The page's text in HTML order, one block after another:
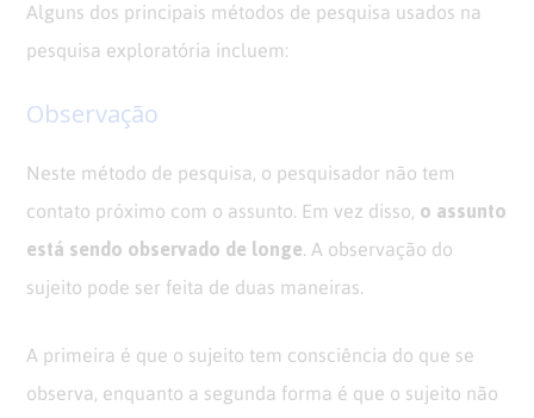
Alguns dos principais métodos de pesquisa usados ​​na
pesquisa exploratória incluem:
Observação
Neste método de pesquisa, o pesquisador não tem
contato próximo com o assunto. Em vez disso, o assunto
está sendo observado de longe. A observação do
sujeito pode ser feita de duas maneiras.
A primeira é que o sujeito tem consciência do que se
observa, enquanto a segunda forma é que o sujeito não